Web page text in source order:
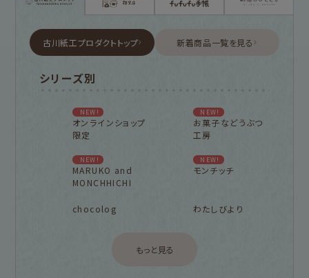
古川紙工プロダクトトップ 新着商品一覧を見る
シリーズ別
NEW!
オンラインショップ
限定
NEW!
お菓子などうぶつ
工房
NEW!
MARUKO and
MONCHHICHI
NEW!
モンチッチ
chocolog わたしびより
もっと見る